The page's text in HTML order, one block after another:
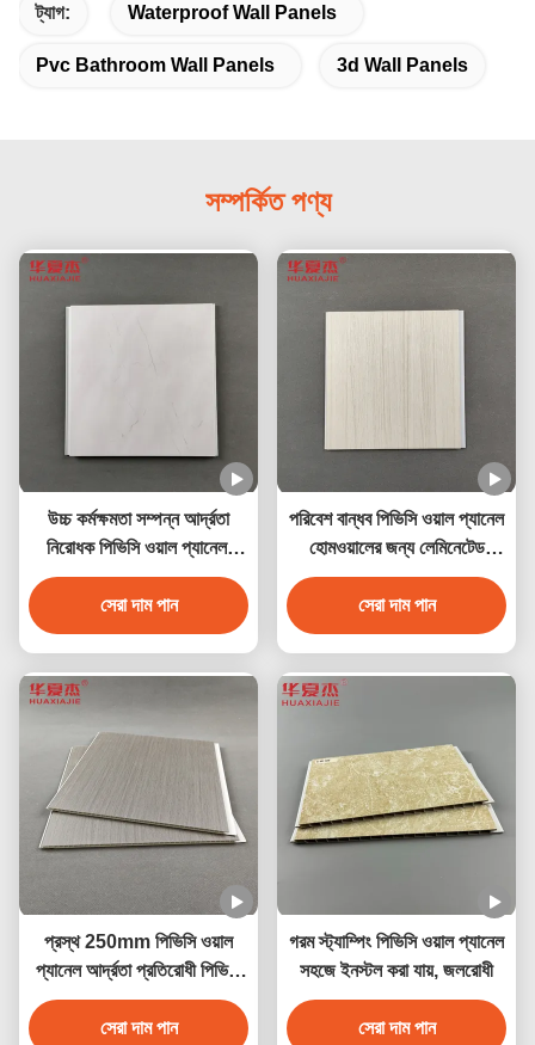
ট্যাগ: Waterproof Wall Panels
Pvc Bathroom Wall Panels 3d Wall Panels
সম্পর্কিত পণ্য
উচ্চ কর্মক্ষমতা সম্পন্ন আর্দ্রতা
নিরোধক পিভিসি ওয়াল প্যানেল,
মার্বেল ডিজাইন সহ
সেরা দাম পান
পরিবেশ বান্ধব পিভিসি ওয়াল প্যানেল
হোমওয়ালের জন্য লেমিনেটেড
পিভিসি ডেকোরেশন প্যানেল
সেরা দাম পান
প্রস্থ 250mm পিভিসি ওয়াল
প্যানেল আর্দ্রতা প্রতিরোধী পিভিসি
সিলিং প্যানেল 250mmx5mm
সেরা দাম পান
গরম স্ট্যাম্পিং পিভিসি ওয়াল প্যানেল
সহজে ইনস্টল করা যায়, জলরোধী
সেরা দাম পান